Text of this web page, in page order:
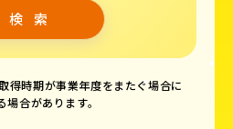
得時期が事業年度をまたぐ場合に
合があります。